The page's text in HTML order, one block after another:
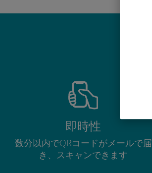
即時性
数分以内でQRコードがメールで届
き、スキャンできます